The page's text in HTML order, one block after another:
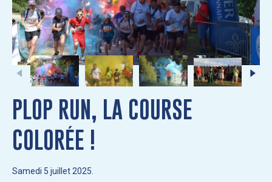
PLOP RUN, LA COURSE
COLORÉE !
Samedi 5 juillet 2025.